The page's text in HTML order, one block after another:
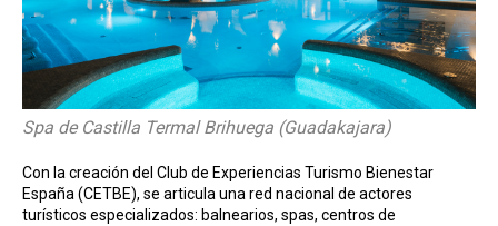
Spa de Castilla Termal Brihuega (Guadakajara)
Con la creación del Club de Experiencias Turismo Bienestar
España (CETBE), se articula una red nacional de actores
turísticos especializados: balnearios, spas, centros de